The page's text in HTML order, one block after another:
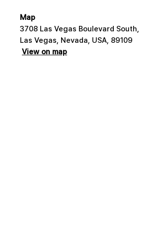
Map
3708 Las Vegas Boulevard South,
Las Vegas, Nevada, USA, 89109
View on map